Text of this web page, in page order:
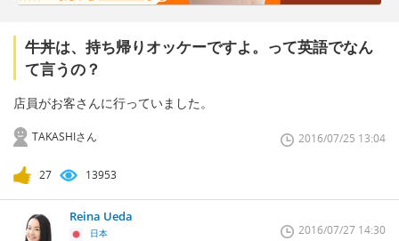
牛丼は、持ち帰りオッケーですよ。って英語でなん
て言うの？
店員がお客さんに行っていました。
TAKASHIさん 2016/07/25 13:04
27 13953
Reina Ueda
日本 2016/07/27 14:30